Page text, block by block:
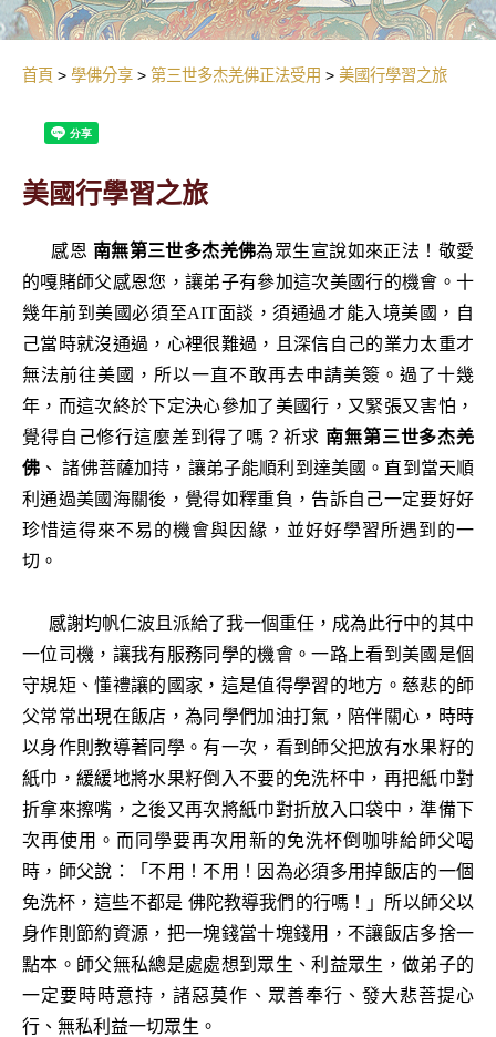
首頁 學佛分享 第三世多杰羌佛正法受用 美國行學習之旅
美國行學習之旅
感恩 南無第三世多杰羌佛為眾生宣說如來正法！ 敬愛
的嘎賭師父感恩您，讓弟子有參加這次美國行的機會。十
幾年前到美國必須至AIT面談，須通過才能入境美國，自
己當時就沒通過，心裡很難過，且深信自己的業力太重才
無法前往美國，所以一直不敢再去申請美簽。過了十幾
年，而這次終於下定決心參加了美國行，又緊張又害怕，
覺得自己修行這麼差到得了嗎？祈求 南無第三世多杰羌
佛 、 諸佛菩薩加持，讓弟子能順利到達美國。直到當天順
利通過美國海關後，覺得如釋重負，告訴自己一定要好好
珍惜這得來不易的機會與因緣，並好好學習所遇到的一
切。
感謝均帆仁波且派給了我一個重任，成為此行中的其中
一位司機，讓我有服務同學的機會。一路上看到美國是個
守規矩、懂禮讓的國家，這是值得學習的地方。慈悲的師
父常常出現在飯店，為同學們加油打氣，陪伴關心，時時
以身作則教導著同學。有一次，看到師父把放有水果籽的
紙巾，緩緩地將水果籽倒入不要的免洗杯中，再把紙巾對
折拿來擦嘴，之後又再次將紙巾對折放入口袋中，準備下
次再使用。而同學要再次用新的免洗杯倒咖啡給師父喝
時，師父說：「不用！不用！因為必須多用掉飯店的一個
免洗杯，這些不都是 佛陀教導我們的行嗎！」所以師父以
身作則節約資源，把一塊錢當十塊錢用，不讓飯店多捨一
點本。師父無私總是處處想到眾生、利益眾生，做弟子的
一定要時時意持，諸惡莫作、眾善奉行、發大悲菩提心
行、無私利益一切眾生。